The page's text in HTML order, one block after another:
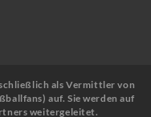
als Vermittler von
auf. Sie werden auf
weitergeleitet.